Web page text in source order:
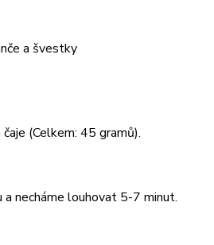
a švestky
(Celkem: 45 gramů).
necháme louhovat 5-7 minut.